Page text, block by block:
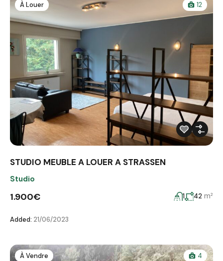
À Louer 12
STUDIO MEUBLE A LOUER A STRASSEN
Studio
1.900€ 1 42 m²
Added: 21/06/2023
À Vendre 4